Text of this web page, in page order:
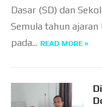
Dasar (SD) dan
Semula tahun
pada... READ MORE »